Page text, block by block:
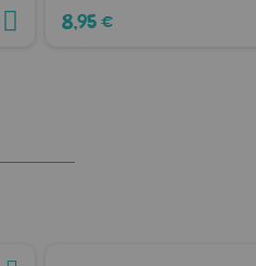
8,95 €